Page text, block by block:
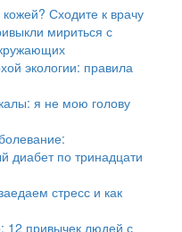
Сходите к врачу
мириться с
экологии: правила
я не мою голову
диабет по тринадцати
стресс и как
12 привычек людей с